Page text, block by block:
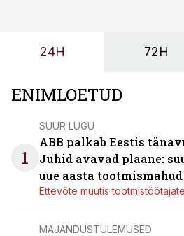
OÜ tegevjuht Sander Mitendorf.
24H 72H
ENIMLOETUD
1
SUUR LUGU
ABB palkab Eestis
Juhid avavad plaane:
uue aasta
Ettevõte muutis
MAJANDUSTULEMUSED